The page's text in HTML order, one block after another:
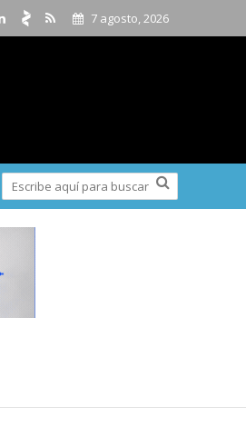
7 agosto, 2026